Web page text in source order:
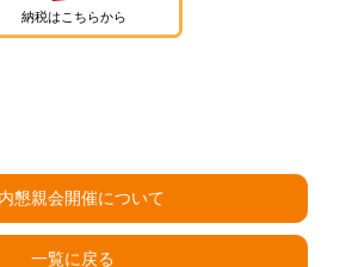
懇親会開催について
一覧に戻る